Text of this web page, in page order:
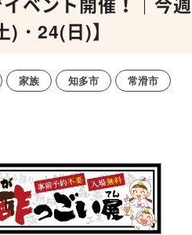
・24(日)】
家族 知多市
常滑市